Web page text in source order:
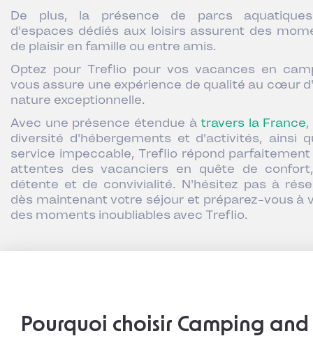
De plus, la présence de parcs
d'espaces dédiés aux loisirs assurent des
de plaisir en famille ou entre amis.
Optez pour Treflio pour vos vacances en
vous assure une expérience de qualité au cœur
nature exceptionnelle.
Avec une présence étendue àtravers la France,
diversité d'hébergements et d'activités, ainsi
service impeccable, Treflio répond parfaitement
attentes des vacanciers en quête de
détente et de convivialité. N'hésitez pas à
dès maintenant votre séjour et préparez-vous à
des moments inoubliables avec Treflio.
Pourquoi choisir Camping and